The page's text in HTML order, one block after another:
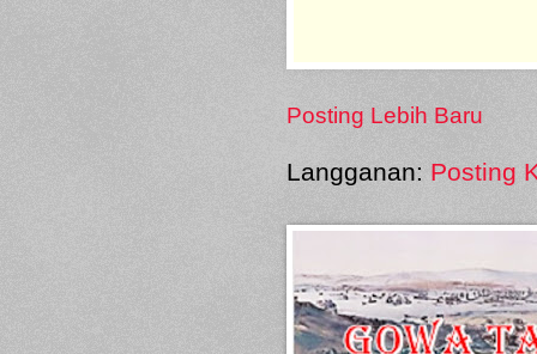
Posting Lebih Baru
Langganan: Posting